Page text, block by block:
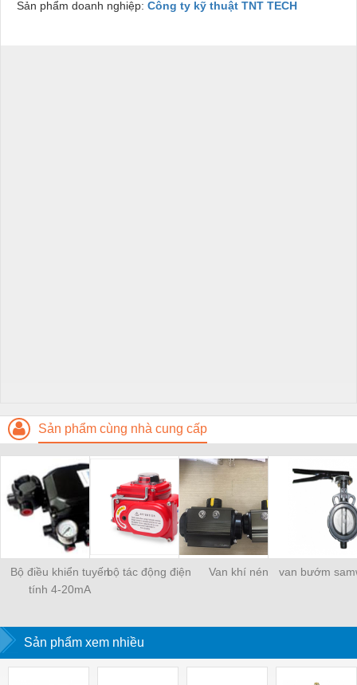
Sản phẩm doanh nghiệp: Công ty kỹ thuật TNT TECH
Sản phẩm cùng nhà cung cấp
Bộ điều khiển tuyến
tính 4-20mA
bộ tác động điện Van khí nén van bướm
Sản phẩm xem nhiều